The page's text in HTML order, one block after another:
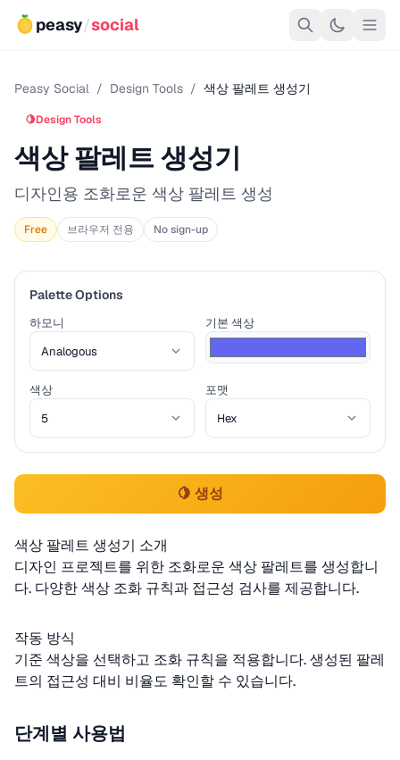
peasy/social
Peasy Social / Design Tools / 색상 팔레트 생성기
🍋Design Tools
색상 팔레트 생성기
디자인용 조화로운 색상 팔레트 생성
Free 브라우저 전용 No sign-up
Palette Options
하모니 기본 색상
색상 포맷
🍋 생성
색상 팔레트 생성기 소개
디자인 프로젝트를 위한 조화로운 색상 팔레트를 생성합니
다. 다양한 색상 조화 규칙과 접근성 검사를 제공합니다.
작동 방식
기준 색상을 선택하고 조화 규칙을 적용합니다. 생성된 팔레
트의 접근성 대비 비율도 확인할 수 있습니다.
단계별 사용법